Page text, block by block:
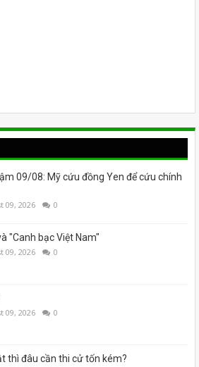
09/08: Mỹ cứu đồng Yen để cứu chính
09, 2026 0
"Canh bạc Việt Nam"
09, 2026 0
09, 2026 0
thì đâu cần thi cử tốn kém?